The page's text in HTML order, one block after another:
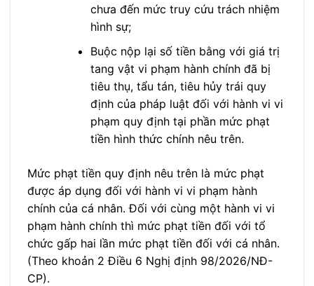
chưa đến mức truy cứu trách nhiệm
hình sự;
Buộc nộp lại số tiền bằng với giá trị
tang vật vi phạm hành chính đã bị
tiêu thụ, tẩu tán, tiêu hủy trái quy
định của pháp luật đối với hành vi vi
phạm quy định tại phần mức phạt
tiền hình thức chính nêu trên.
Mức phạt tiền quy định nêu trên là mức phạt
được áp dụng đối với hành vi vi phạm hành
chính của cá nhân. Đối với cùng một hành vi vi
phạm hành chính thì mức phạt tiền đối với tổ
chức gấp hai lần mức phạt tiền đối với cá nhân.
(Theo khoản 2 Điều 6 Nghị định 98/2026/NĐ-
CP).